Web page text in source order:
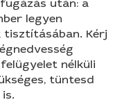
után: a
legyen
Kérj
nélküli
tüntesd